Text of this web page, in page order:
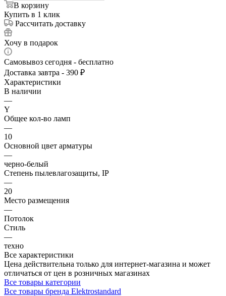
В корзину
Купить в 1 клик
Рассчитать доставку
Хочу в подарок
Самовывоз сегодня - бесплатно
Доставка завтра - 390 ₽
Характеристики
В наличии
—
Y
Общее кол-во ламп
—
10
Основной цвет арматуры
—
черно-белый
Степень пылевлагозащиты, IP
—
20
Место размещения
—
Потолок
Стиль
—
техно
Все характеристики
Цена действительна только для интернет-магазина и может
отличаться от цен в розничных магазинах
Все товары категории
Все товары бренда Elektrostandard